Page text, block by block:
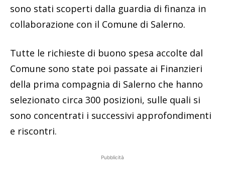
sono stati scoperti dalla guardia di finanza in
collaborazione con il Comune di Salerno.
Tutte le richieste di buono spesa accolte dal
Comune sono state poi passate ai Finanzieri
della prima compagnia di Salerno che hanno
selezionato circa 300 posizioni, sulle quali si
sono concentrati i successivi approfondimenti
e riscontri.
Pubblicità